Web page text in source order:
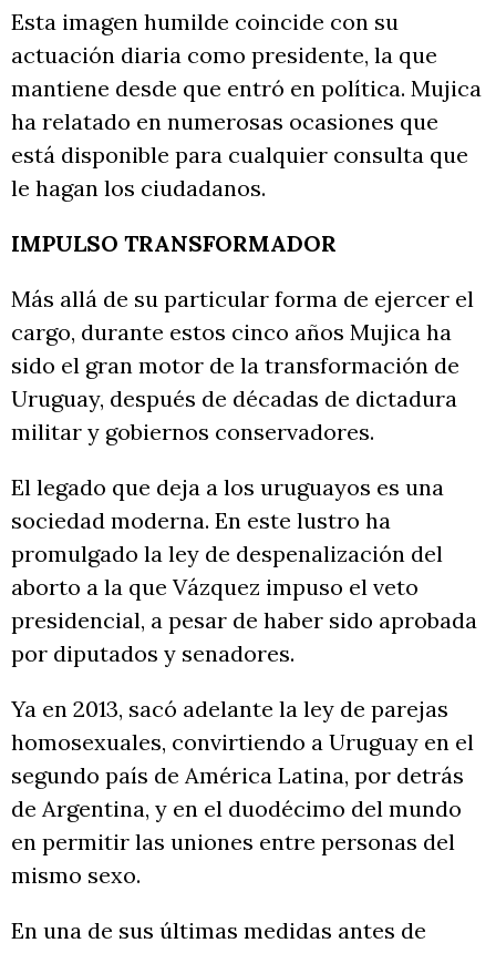
Esta imagen humilde coincide con su
actuación diaria como presidente, la que
mantiene desde que entró en política. Mujica
ha relatado en numerosas ocasiones que
está disponible para cualquier consulta que
le hagan los ciudadanos.
IMPULSO TRANSFORMADOR
Más allá de su particular forma de ejercer el
cargo, durante estos cinco años Mujica ha
sido el gran motor de la transformación de
Uruguay, después de décadas de dictadura
militar y gobiernos conservadores.
El legado que deja a los uruguayos es una
sociedad moderna. En este lustro ha
promulgado la ley de despenalización del
aborto a la que Vázquez impuso el veto
presidencial, a pesar de haber sido aprobada
por diputados y senadores.
Ya en 2013, sacó adelante la ley de parejas
homosexuales, convirtiendo a Uruguay en el
segundo país de América Latina, por detrás
de Argentina, y en el duodécimo del mundo
en permitir las uniones entre personas del
mismo sexo.
En una de sus últimas medidas antes de